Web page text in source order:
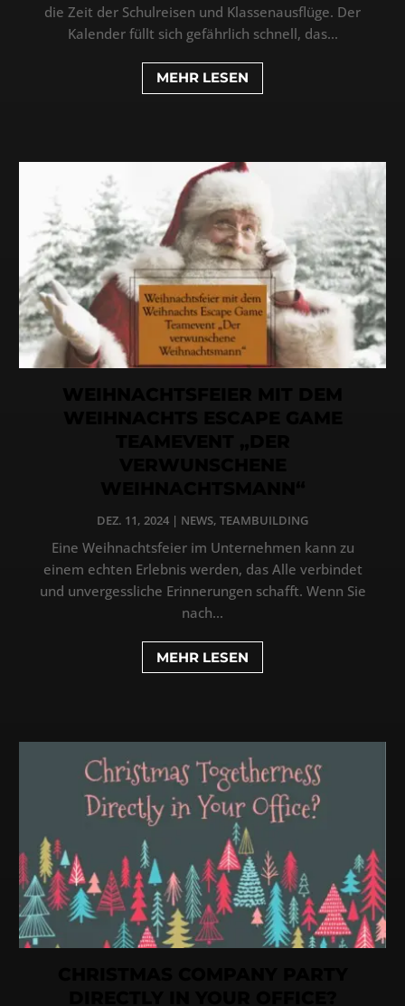
die Zeit der Schulreisen und Klassenausflüge. Der
Kalender füllt sich gefährlich schnell, das...
MEHR LESEN
DEZ. 11, 2024 | NEWS, TEAMBUILDING
Eine Weihnachtsfeier im Unternehmen kann zu
einem echten Erlebnis werden, das Alle verbindet
und unvergessliche Erinnerungen schafft. Wenn Sie
nach...
MEHR LESEN